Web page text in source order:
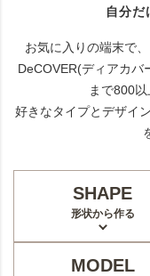
自分だ
お気に入りの端末で
DeCOVER(ディアカバ
まで800
好きなタイプとデザイ
SHAPE
形状から作る
MODEL